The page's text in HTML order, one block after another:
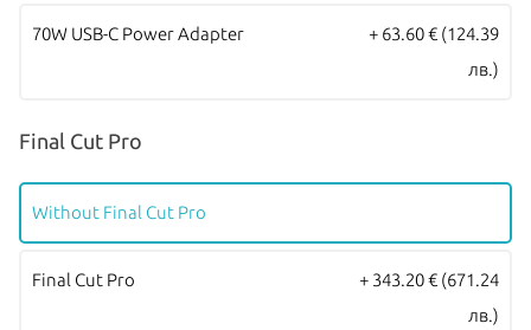
70W USB-C Power Adapter + 63.60 € (124.39
лв.)
Final Cut Pro
Without Final Cut Pro
Final Cut Pro + 343.20 € (671.24
лв.)